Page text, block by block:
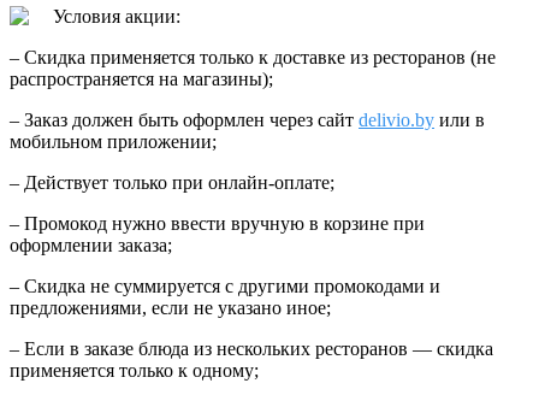
Условия акции:
– Скидка применяется только к доставке из ресторанов (не
распространяется на магазины);
– Заказ должен быть оформлен через сайт delivio.by или в
мобильном приложении;
– Действует только при онлайн-оплате;
– Промокод нужно ввести вручную в корзине при
оформлении заказа;
– Скидка не суммируется с другими промокодами и
предложениями, если не указано иное;
– Если в заказе блюда из нескольких ресторанов — скидка
применяется только к одному;